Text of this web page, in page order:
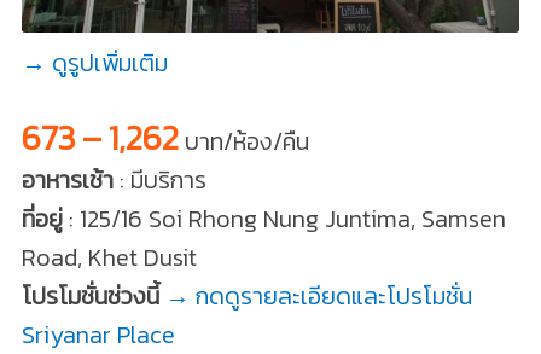
→ ดูรูปเพิ่มเติม
673 – 1,262บาท/ห้อง/คืน
อาหารเช้า: มีบริการ
ที่อยู่: 125/16 Soi Rhong Nung Juntima, Samsen
Road, Khet Dusit
โปรโมชั่นช่วงนี้ → กดดูรายละเอียดและโปรโมชั่น
Sriyanar Place